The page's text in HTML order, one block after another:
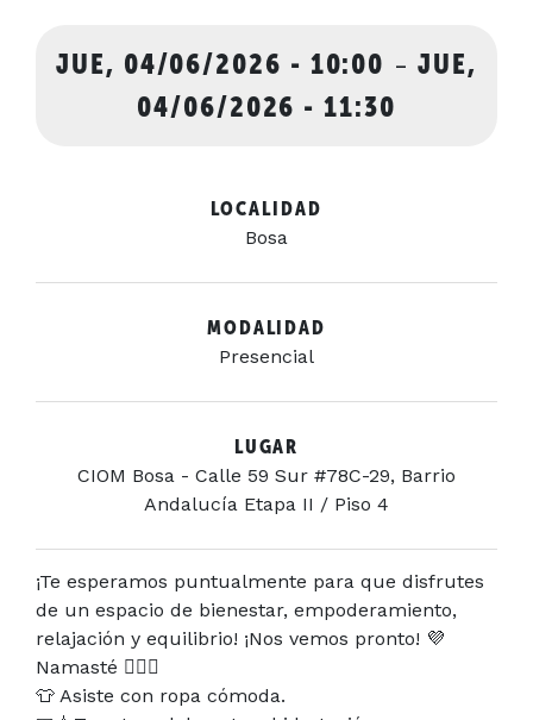
JUE, 04/06/2026 - 10:00 -JUE,
04/06/2026 - 11:30
LOCALIDAD
Bosa
MODALIDAD
Presencial
LUGAR
CIOM Bosa - Calle 59 Sur #78C-29, Barrio
Andalucía Etapa II / Piso 4
¡Te esperamos puntualmente para que disfrutes
de un espacio de bienestar, empoderamiento,
relajación y equilibrio! ¡Nos vemos pronto! 💜
Namasté 🧘‍♀️✨
👕 Asiste con ropa cómoda.